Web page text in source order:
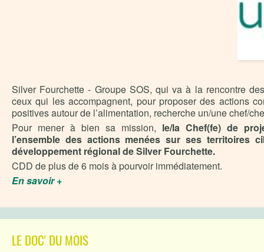
Silver Fourchette - Groupe SOS, qui va à la rencontre
ceux qui les accompagnent, pour proposer des actions
positives autour de l’alimentation, recherche un/une chef/
Pour mener à bien sa mission, le/la Chef(fe) de
l’ensemble des actions menées sur ses territoires
développement régional de Silver Fourchette.
CDD de plus de 6 mois à pourvoir immédiatement.
En savoir +
LE DOC' DU MOIS